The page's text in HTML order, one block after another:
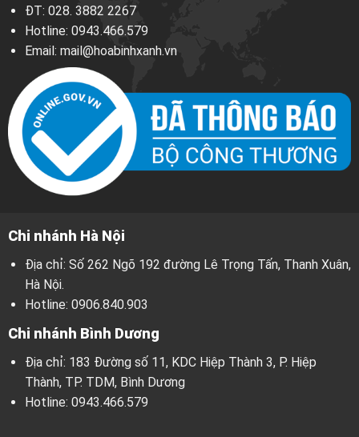
ĐT: 028. 3882 2267
Hotline: 0943.466.579
Email: mail@hoabinhxanh.vn
Chi nhánh Hà Nội
Địa chỉ: Số 262 Ngõ 192 đường Lê Trọng Tấn, Thanh Xuân,
Hà Nội.
Hotline: 0906.840.903
Chi nhánh Bình Dương
Địa chỉ: 183 Đường số 11, KDC Hiệp Thành 3, P. Hiệp
Thành, TP. TDM, Bình Dương
Hotline: 0943.466.579